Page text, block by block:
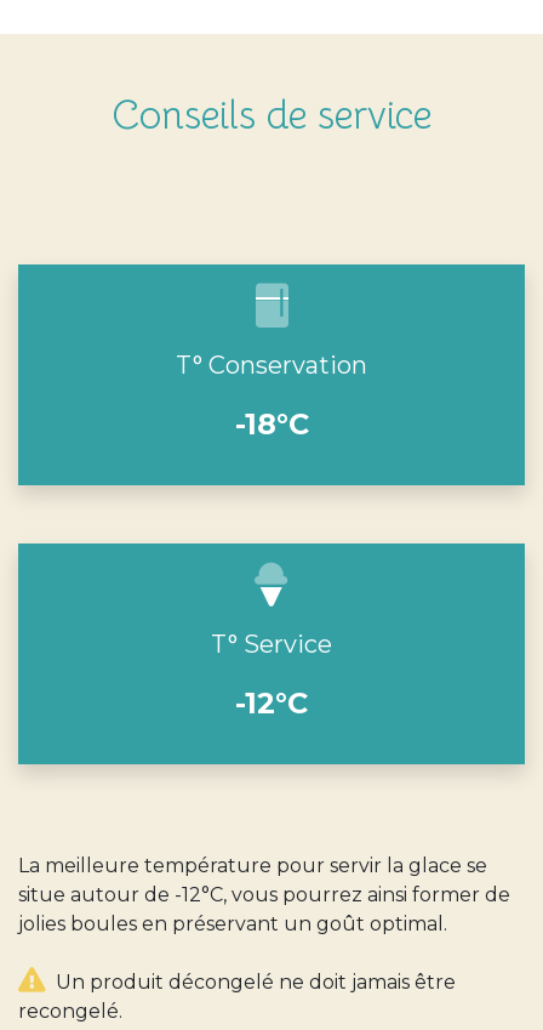
Conseils de service
T° Conservation
-18°C
T° Service
-12°C
La meilleure température pour servir la glace se
situe autour de -12°C, vous pourrez ainsi former de
jolies boules en préservant un goût optimal.
Un produit décongelé ne doit jamais être
recongelé.